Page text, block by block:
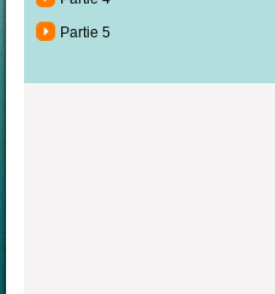
Partie 5